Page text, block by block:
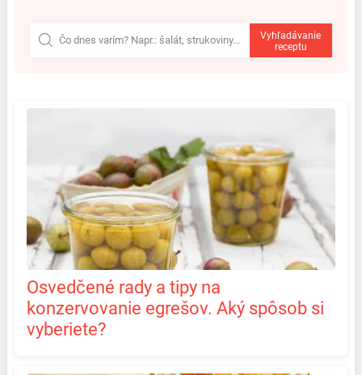
Vyhľadávanie
receptu
Osvedčené rady a tipy na
konzervovanie egrešov. Aký spôsob si
vyberiete?